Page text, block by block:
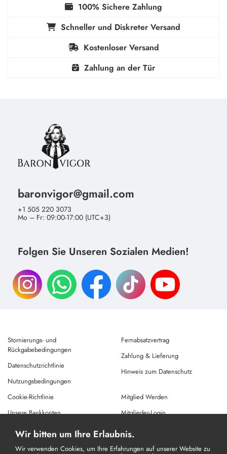
100% Sichere Zahlung
Schneller und Diskreter Versand
Kostenloser Versand
Zahlung an der Tür
baronvigor@gmail.com
+1 505 220 3073
Mo – Fr: 09:00-17:00 (UTC+3)
Folgen Sie Unseren Sozialen Medien!
Stornierungs- und
Rückgabebedingungen
Datenschutzrichtlinie
Nutzungsbedingungen
Fernabsatzvertrag
Zahlung & Lieferung
Hinweis zum Datenschutz
Cookie-Richtlinie
Unsere Bankkonten
Hilfe
Mitglied Werden
Mitglieder-Login
Passwort Vergessen
Blog
Wir bitten um Ihre Erlaubnis.
Wir verwenden Cookies, um Ihre Erfahrungen auf unserer Website zu